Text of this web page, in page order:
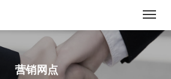
营销网点